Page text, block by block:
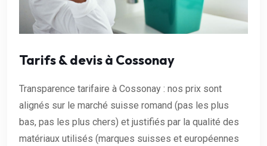
Tarifs & devis à Cossonay
Transparence tarifaire à Cossonay : nos prix sont
alignés sur le marché suisse romand (pas les plus
bas, pas les plus chers) et justifiés par la qualité des
matériaux utilisés (marques suisses et européennes